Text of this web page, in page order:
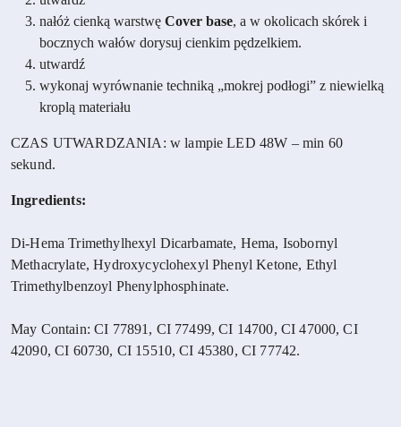
nałóż cienką warstwę Cover base, a w okolicach skórek i
bocznych wałów dorysuj cienkim pędzelkiem.
utwardź
wykonaj wyrównanie techniką „mokrej podłogi” z niewielką
kroplą materiału
CZAS UTWARDZANIA: w lampie LED 48W – min 60
sekund.
Ingredients:
Di-Hema Trimethylhexyl Dicarbamate, Hema, Isobornyl
Methacrylate, Hydroxycyclohexyl Phenyl Ketone, Ethyl
Trimethylbenzoyl Phenylphosphinate.
May Contain: CI 77891, CI 77499, CI 14700, CI 47000, CI
42090, CI 60730, CI 15510, CI 45380, CI 77742.